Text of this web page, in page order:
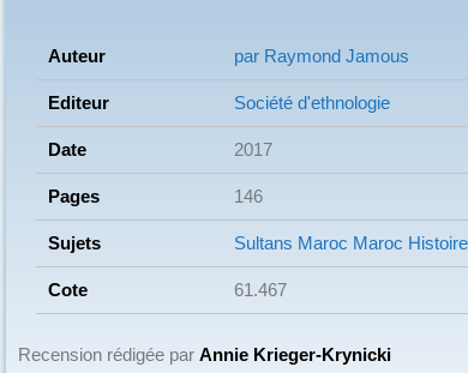
Auteur par Raymond Jamous
Editeur Société d'ethnologie
Date 2017
Pages 146
Sujets Sultans Maroc Maroc Histoire
Cote 61.467
Recension rédigée par Annie Krieger-Krynicki